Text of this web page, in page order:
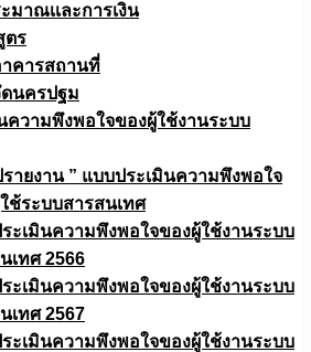
มาณเเละการเงิน
ตร
คารสถานที่
นครปฐม
ความพึงพอใจของผู้ใช้งานระบบ
รายงาน ” แบบประเมินความพึงพอใจ
ช้ระบบสารสนเทศ
ะเมินความพึงพอใจของผู้ใช้งานระบบ
เทศ 2566
ะเมินความพึงพอใจของผู้ใช้งานระบบ
เทศ 2567
ะเมินความพึงพอใจของผู้ใช้งานระบบ